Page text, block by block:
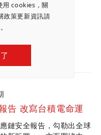
用 cookies，關
政策更新資訊請
。
告 改寫台積電命運
鏈安全報告，勾勒出全球